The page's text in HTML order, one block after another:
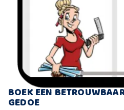
BOEK EEN
GEDOE